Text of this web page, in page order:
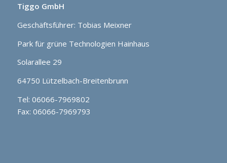
Tiggo GmbH
Geschäftsführer: Tobias Meixner
Park für grüne Technologien Hainhaus
Solarallee 29
64750 Lützelbach-Breitenbrunn
Tel: 06066-7969802
Fax: 06066-7969793